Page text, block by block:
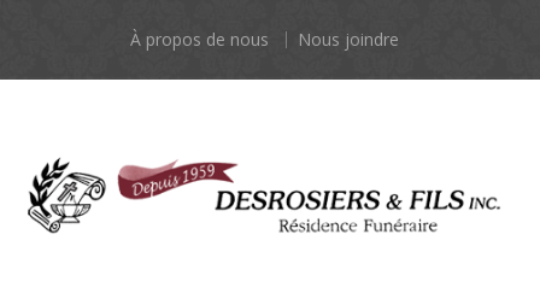
À propos de nous Nous joindre